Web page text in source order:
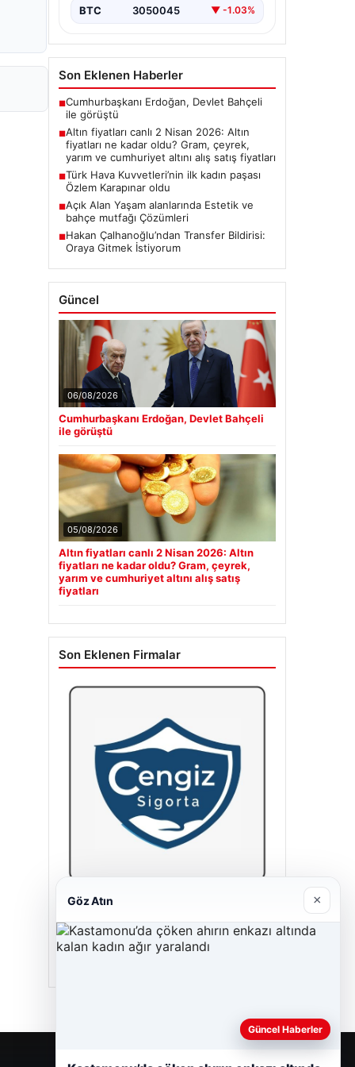
BTC 3050045 ▼ -1.03%
Son Eklenen Haberler
■Cumhurbaşkanı Erdoğan, Devlet Bahçeli
ile görüştü
■Altın fiyatları canlı 2 Nisan 2026: Altın
fiyatları ne kadar oldu? Gram, çeyrek,
yarım ve cumhuriyet altını alış satış fiyatları
■Türk Hava Kuvvetleri’nin ilk kadın paşası
Özlem Karapınar oldu
■Açık Alan Yaşam alanlarında Estetik ve
bahçe mutfağı Çözümleri
■Hakan Çalhanoğlu’ndan Transfer Bildirisi:
Oraya Gitmek İstiyorum
Güncel
06/08/2026
Cumhurbaşkanı Erdoğan, Devlet Bahçeli
ile görüştü
05/08/2026
Altın fiyatları canlı 2 Nisan 2026: Altın
fiyatları ne kadar oldu? Gram, çeyrek,
yarım ve cumhuriyet altını alış satış
fiyatları
Son Eklenen Firmalar
Cengiz Sigorta
23/06/2026
Göz Atın ×
Güncel Haberler